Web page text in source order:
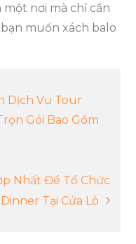
nơi mà chỉ cần
muốn xách balo
Dịch Vụ Tour
Gói Bao Gồm
Nhất Để Tổ Chức
Tại Cửa Lò